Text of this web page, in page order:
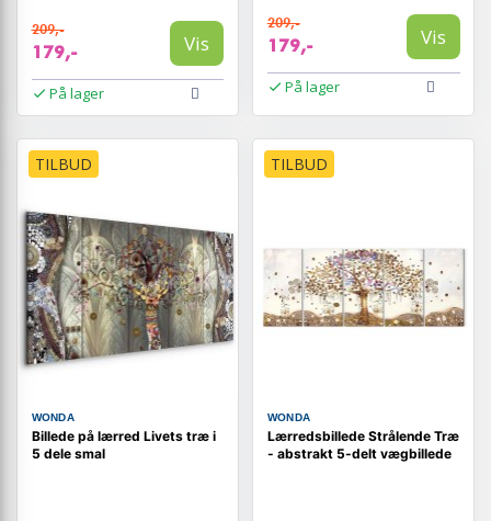
209,-
179,- Vis
På lager
209,-
179,- Vis
På lager
TILBUD
WONDA
Billede på lærred Livets træ i
5 dele smal
TILBUD
WONDA
Lærredsbillede Strålende Træ
- abstrakt 5-delt vægbillede